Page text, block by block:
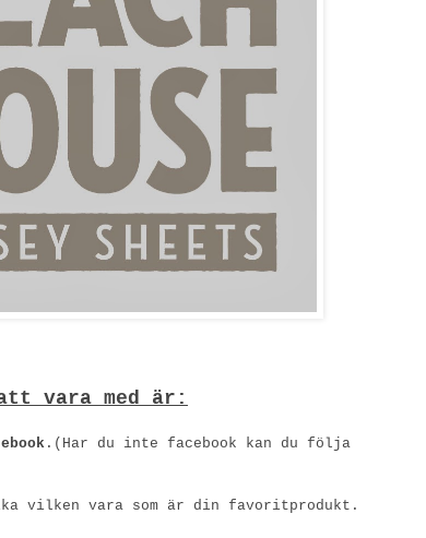
vara med är:
.(Har du inte facebook kan du följa
vilken vara som är din favoritprodukt.